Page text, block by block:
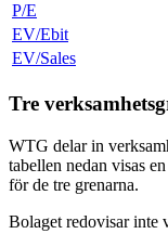
P/E
EV/Ebit
EV/Sales
Tre
WTG delar in
tabellen nedan visas
för de tre grenarna.
Bolaget redovisar inte